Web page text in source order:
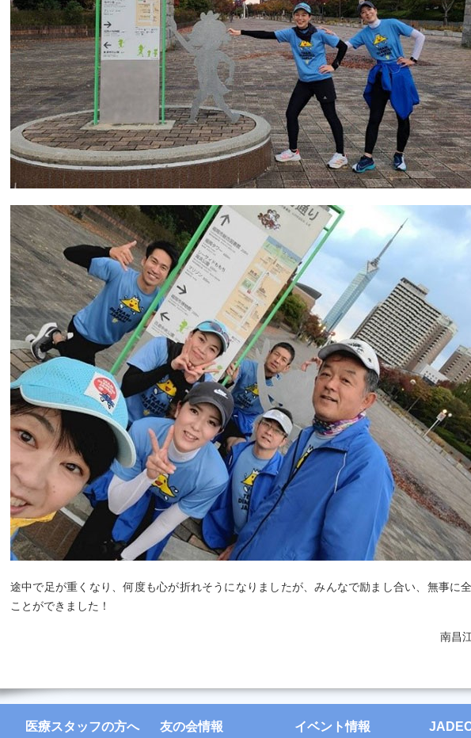
途中で足が重くなり、何度も心が折れそうになりましたが、みんなで励まし合い、無事に
ことができました！
南昌
医療スタッフの方へ 友の会情報 イベント情報